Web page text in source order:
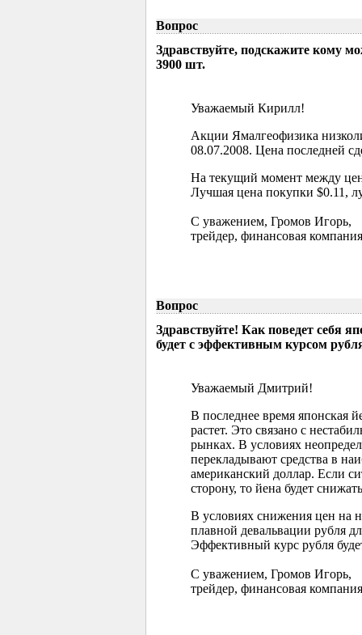
Вопрос
Здравствуйте, подскажите кому
3900 шт.
Уважаемый Кирилл!
Акции Ямалгеофизика
08.07.2008. Цена последней
На текущий момент между
Лучшая цена покупки $0.11,
С уважением, Громов Игорь,
трейдер, финансовая
Вопрос
Здравствуйте! Как поведет себя
будет с эффективным курсом
Уважаемый Дмитрий!
В последнее время
растет. Это связано с
рынках. В условиях
перекладывают средства в
американский доллар. Если
сторону, то йена будет
В условиях снижения цен на
плавной девальвации рубля
Эффективный курс рубля
С уважением, Громов Игорь,
трейдер, финансовая